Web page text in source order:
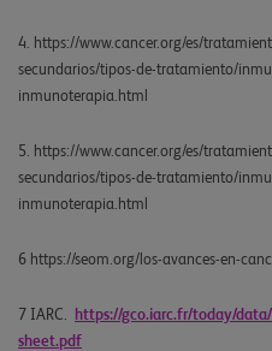
4. https://www.cancer.org/es/
secundarios/tipos-de-tratamiento/
inmunoterapia.html
5. https://www.cancer.org/es/
secundarios/tipos-de-tratamiento/
inmunoterapia.html
6 https://seom.org/los-avances-en-
7 IARC.
https://gco.iarc.fr/today/
sheet.pdf